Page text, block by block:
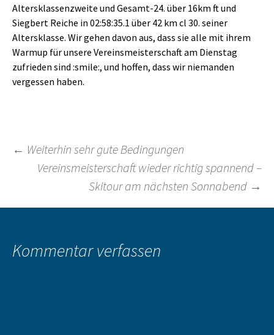
Altersklassenzweite und Gesamt-24. über 16km ft und
Siegbert Reiche in 02:58:35.1 über 42 km cl 30. seiner
Altersklasse. Wir gehen davon aus, dass sie alle mit ihrem
Warmup für unsere Vereinsmeisterschaft am Dienstag
zufrieden sind :smile:, und hoffen, dass wir niemanden
vergessen haben.
Beitragsnavigation
← Weiterhin sehr gute Bedingungen
Vereinsmeisterschaft wieder richtig spannend –
Skitour am nächsten Sonnabend →
Kommentar verfassen